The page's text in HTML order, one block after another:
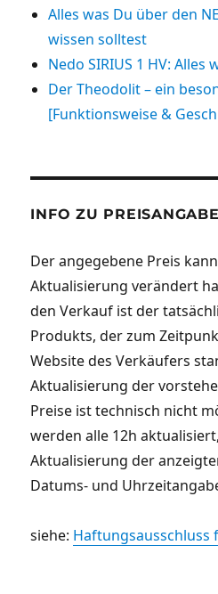
Alles was Du über den
wissen solltest
Nedo SIRIUS 1 HV:
Der Theodolit – ein
[Funktionsweise &
INFO ZU
Der angegebene Preis
Aktualisierung verändert
den Verkauf ist der
Produkts, der zum
Website des Verkäufers
Aktualisierung der
Preise ist technisch nicht
werden alle 12h
Aktualisierung der
Datums- und
siehe: Haftungsausschluss